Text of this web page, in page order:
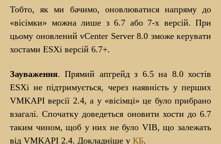
Тобто, як ми бачимо, оновлюватися напряму до
«вісімки» можна лише з 6.7 або 7-х версій. При
цьому оновлений vCenter Server 8.0 зможе керувати
хостами ESXi версій 6.7+.
Зауваження. Прямий апгрейд з 6.5 на 8.0 хостів
ESXi не підтримується, через наявність у перших
VMKAPI версії 2.4, а у «вісімці» це було прибрано
взагалі. Спочатку доведеться оновити хости до 6.7
таким чином, щоб у них не було VIB, що залежать
від VMKAPI 2.4. Докладніше у КБ.